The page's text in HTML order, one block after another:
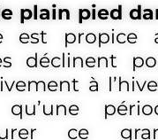
plain pied
est propice
déclinent
à
ce